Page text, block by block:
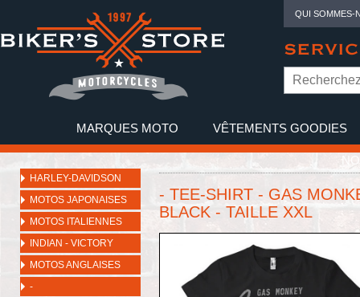
QUI SOMMES-
MARQUES MOTO VÊTEMENTS GOODIES
HARLEY-DAVIDSON
MOTOS JAPONAISES
MOTOS ITALIENNES
INDIAN - VICTORY
MOTOS ANGLAISES
-
- TEE-SHIRT - GAS
BLACK - TAILLE XXL